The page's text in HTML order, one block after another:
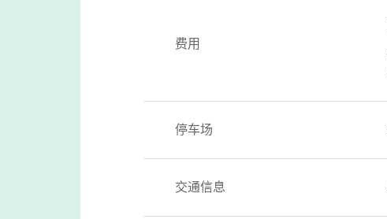
费用
停车场
交通信息